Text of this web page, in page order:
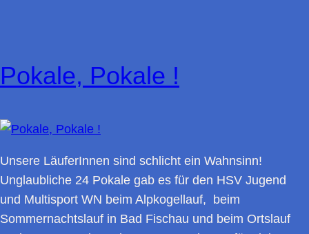
Pokale, Pokale !
Unsere LäuferInnen sind schlicht ein Wahnsinn!
Unglaubliche 24 Pokale gab es für den HSV Jugend
und Multisport WN beim Alpkogellauf, beim
Sommernachtslauf in Bad Fischau und beim Ortslauf